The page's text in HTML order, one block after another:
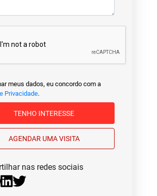
meus dados, eu concordo com a
Privacidade.
TENHO INTERESSE
AGENDAR UMA VISITA
nas redes sociais